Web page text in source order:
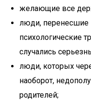
желающие все
люди, перенесшие
психологические
случались
люди, которых
наоборот,
родителей;